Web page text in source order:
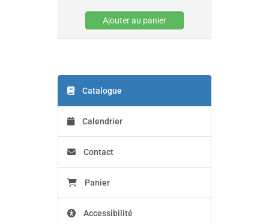
Ajouter au panier
Catalogue
Calendrier
Contact
Panier
Accessibilité